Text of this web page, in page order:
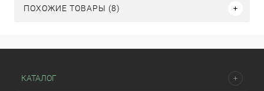
ПОХОЖИЕ ТОВАРЫ (8)
КАТАЛОГ